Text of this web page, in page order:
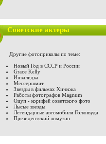
Советские актеры
Другие фотоприколы по теме:
Новый Год в СССР и России
Grace Kelly
Инвалидка
Мессершмит
Звезды в фильмах Хичкока
Работы фотографов Magnum
Оцуп - корифей советского фото
Лысые звезды
Легендарные автомобили Голливуда
Президентский лимузин